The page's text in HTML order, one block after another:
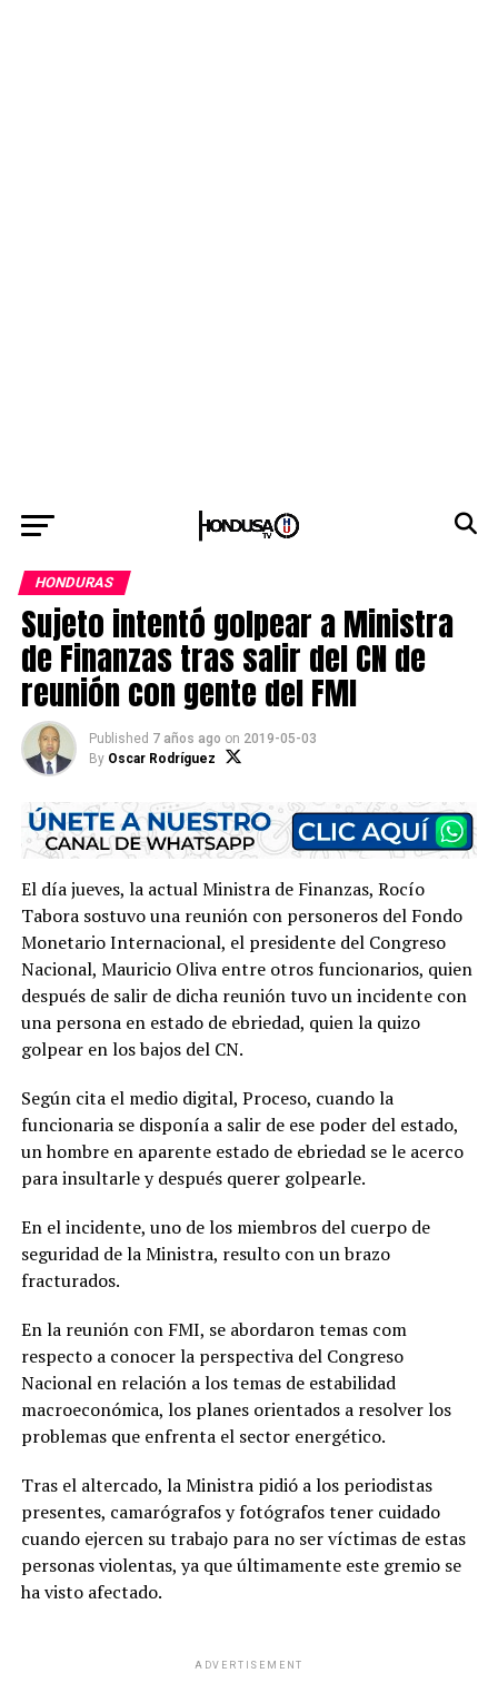
HONDURAS
Sujeto intentó golpear a Ministra
de Finanzas tras salir del CN de
reunión con gente del FMI
Published 7 años ago on 2019-05-03
By Oscar Rodríguez
El día jueves, la actual Ministra de Finanzas, Rocío
Tabora sostuvo una reunión con personeros del Fondo
Monetario Internacional, el presidente del Congreso
Nacional, Mauricio Oliva entre otros funcionarios, quien
después de salir de dicha reunión tuvo un incidente con
una persona en estado de ebriedad, quien la quizo
golpear en los bajos del CN.
Según cita el medio digital, Proceso, cuando la
funcionaria se disponía a salir de ese poder del estado,
un hombre en aparente estado de ebriedad se le acerco
para insultarle y después querer golpearle.
En el incidente, uno de los miembros del cuerpo de
seguridad de la Ministra, resulto con un brazo
fracturados.
En la reunión con FMI, se abordaron temas com
respecto a conocer la perspectiva del Congreso
Nacional en relación a los temas de estabilidad
macroeconómica, los planes orientados a resolver los
problemas que enfrenta el sector energético.
Tras el altercado, la Ministra pidió a los periodistas
presentes, camarógrafos y fotógrafos tener cuidado
cuando ejercen su trabajo para no ser víctimas de estas
personas violentas, ya que últimamente este gremio se
ha visto afectado.
ADVERTISEMENT